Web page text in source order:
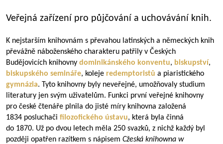
Veřejná zařízení pro půjčování a uchovávání knih.
K nejstarším knihovnám s převahou latinských a německých knih
převážně náboženského charakteru patřily v Českých
Budějovicích knihovny dominikánského konventu, biskupství,
biskupského semináře, koleje redemptoristů a piaristického
gymnázia. Tyto knihovny byly neveřejné, umožňovaly studium
literatury jen svým uživatelům. Funkci první veřejné knihovny
pro české čtenáře plnila do jisté míry knihovna založená
1834 posluchači filozofického ústavu, která byla činná
do 1870. Už po dvou letech měla 250 svazků, z nichž každý byl
později opatřen razítkem s nápisem Cžeská knihowna w